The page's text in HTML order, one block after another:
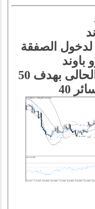
لدخول الصفقة
باوند
شراء الزوج من السعر الحالى بهدف 50
40